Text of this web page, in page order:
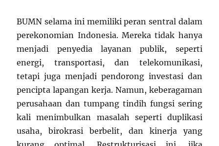
BUMN selama ini memiliki peran sentral dalam
perekonomian Indonesia. Mereka tidak hanya
menjadi penyedia layanan publik, seperti
energi, transportasi, dan telekomunikasi,
tetapi juga menjadi pendorong investasi dan
pencipta lapangan kerja. Namun, keberagaman
perusahaan dan tumpang tindih fungsi sering
kali menimbulkan masalah seperti duplikasi
usaha, birokrasi berbelit, dan kinerja yang